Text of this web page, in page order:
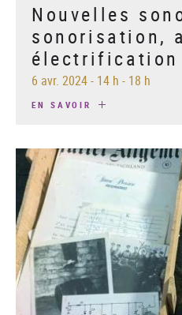
Nouvelles
sonorisation,
électrification
6 avr. 2024- 14 h - 18 h
EN SAVOIR